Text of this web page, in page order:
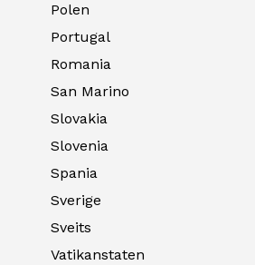
Polen
Portugal
Romania
San Marino
Slovakia
Slovenia
Spania
Sverige
Sveits
Vatikanstaten